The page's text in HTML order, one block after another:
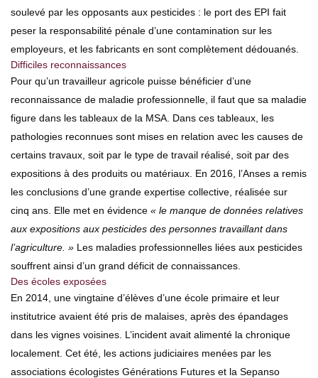
soulevé par les opposants aux pesticides : le port des EPI fait
peser la responsabilité pénale d’une contamination sur les
employeurs, et les fabricants en sont complètement dédouanés.
Difficiles reconnaissances
Pour qu’un travailleur agricole puisse bénéficier d’une
reconnaissance de maladie professionnelle, il faut que sa maladie
figure dans les tableaux de la MSA. Dans ces tableaux, les
pathologies reconnues sont mises en relation avec les causes de
certains travaux, soit par le type de travail réalisé, soit par des
expositions à des produits ou matériaux. En 2016, l’Anses a remis
les conclusions d’une grande expertise collective, réalisée sur
cinq ans. Elle met en évidence « le manque de données relatives
aux expositions aux pesticides des personnes travaillant dans
l’agriculture. » Les maladies professionnelles liées aux pesticides
souffrent ainsi d’un grand déficit de connaissances.
Des écoles exposées
En 2014, une vingtaine d’élèves d’une école primaire et leur
institutrice avaient été pris de malaises, après des épandages
dans les vignes voisines. L’incident avait alimenté la chronique
localement. Cet été, les actions judiciaires menées par les
associations écologistes Générations Futures et la Sepanso